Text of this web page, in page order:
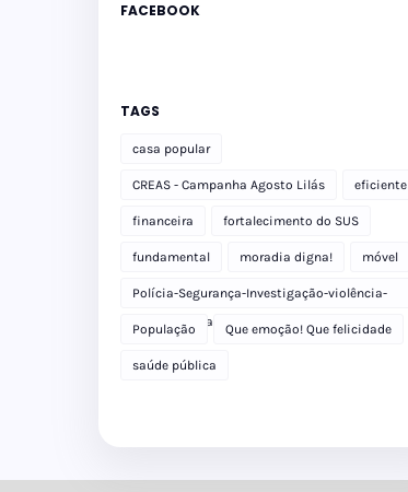
FACEBOOK
TAGS
casa popular
CREAS - Campanha Agosto Lilás eficiente
financeira fortalecimento do SUS
fundamental moradia digna! móvel
Polícia-Segurança-Investigação-violência-
Polícia Militar-delegacia
População Que emoção! Que felicidade
saúde pública